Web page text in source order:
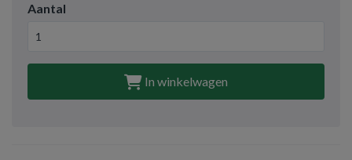
Aantal
In winkelwagen